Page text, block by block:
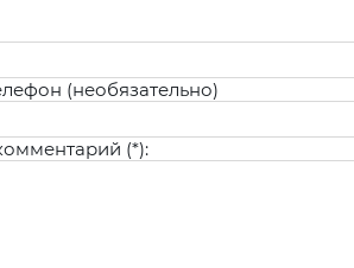
(необязательно)
(*):